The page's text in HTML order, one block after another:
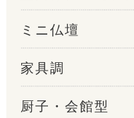
ミニ仏壇
家具調
厨子・会館型